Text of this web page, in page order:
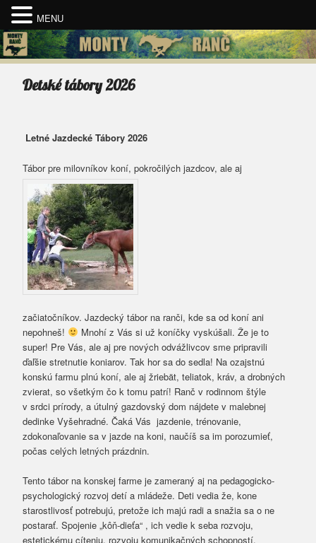
Detské tábory 2026
Letné Jazdecké Tábory 2026
Tábor pre milovníkov koní, pokročilých jazdcov, ale aj
začiatočníkov. Jazdecký tábor na ranči, kde sa od koní ani
nepohneš!
Mnohí z Vás si už koníčky vyskúšali. Že je to
super! Pre Vás, ale aj pre nových odvážlivcov sme pripravili
ďaľšie stretnutie koniarov. Tak hor sa do sedla! Na ozajstnú
konskú farmu plnú koní, ale aj žriebät, teliatok, kráv, a drobných
zvierat, so všetkým čo k tomu patrí! Ranč v rodinnom štýle
v srdci prírody, a útulný gazdovský dom nájdete v malebnej
dedinke Vyšehradné. Čaká Vás jazdenie, trénovanie,
zdokonaľovanie sa v jazde na koni, naučíš sa im porozumieť,
počas celých letných prázdnin.
Tento tábor na konskej farme je zameraný aj na pedagogicko-
psychologický rozvoj detí a mládeže. Deti vedia že, kone
starostlivosť potrebujú, pretože ich majú radi a snažia sa o ne
postarať. Spojenie „kôň-dieťa“ , ich vedie k seba rozvoju,
estetickému cíteniu, rozvoju komunikačných schopností,
MENU